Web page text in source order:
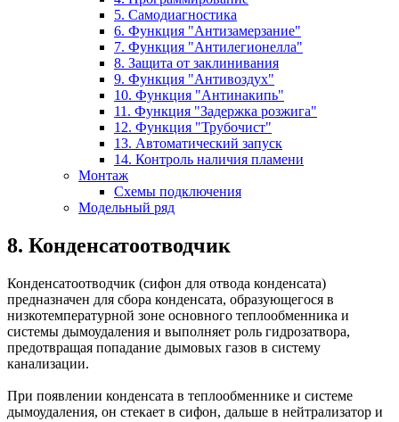
5. Самодиагностика
6. Функция "Антизамерзание"
7. Функция "Антилегионелла"
8. Защита от заклинивания
9. Функция "Антивоздух"
10. Функция "Антинакипь"
11. Функция "Задержка розжига"
12. Функция "Трубочист"
13. Автоматический запуск
14. Контроль наличия пламени
Монтаж
Схемы подключения
Модельный ряд
8. Конденсатоотводчик
Конденсатоотводчик (сифон для отвода конденсата)
предназначен для сбора конденсата, образующегося в
низкотемпературной зоне основного теплообменника и
системы дымоудаления и выполняет роль гидрозатвора,
предотвращая попадание дымовых газов в систему
канализации.
При появлении конденсата в теплообменнике и системе
дымоудаления, он стекает в сифон, дальше в нейтрализатор и